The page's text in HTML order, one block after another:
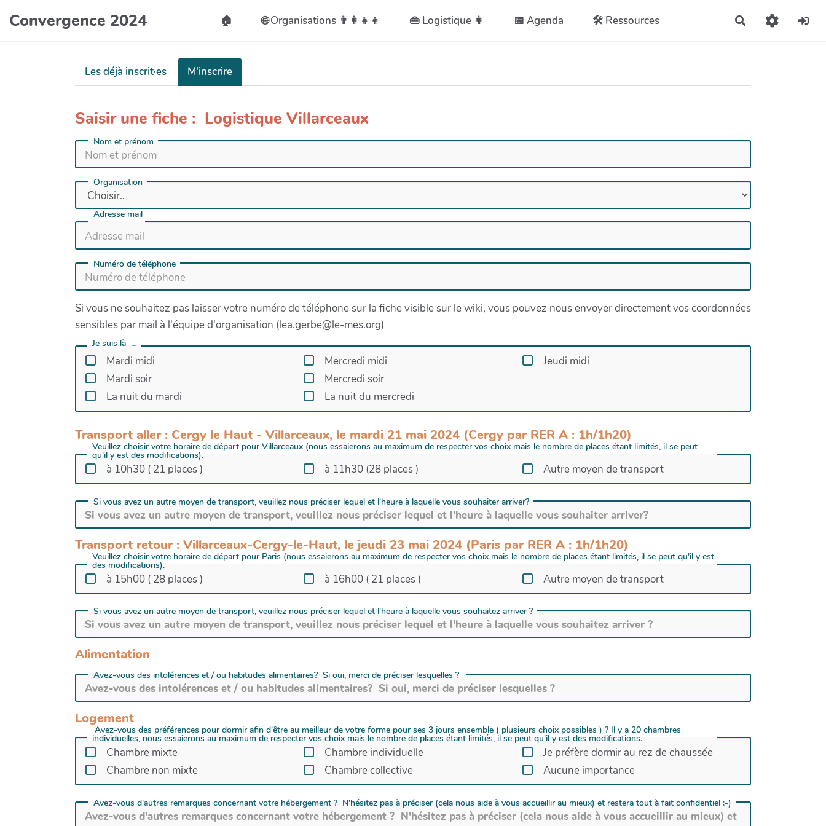
Convergence 2024 🏠️ 🌐 Organisations 👨👩👧👦 👜 Logistique 👩 📅 Agenda 🛠️ Ressources Rechercher
Les déjà inscrit·es M'inscrire
Saisir une fiche : Logistique Villarceaux
Nom et prénom
Organisation
Adresse mail
Numéro de téléphone
Si vous ne souhaitez pas laisser votre numéro de téléphone sur la fiche visible sur le wiki, vous pouvez nous envoyer directement vos coordonnées
sensibles par mail à l'équipe d'organisation (lea.gerbe@le-mes.org)
Je suis là …
Mardi midi
Mardi soir
La nuit du mardi
Mercredi midi
Mercredi soir
La nuit du mercredi
Jeudi midi
Transport aller : Cergy le Haut - Villarceaux, le mardi 21 mai 2024 (Cergy par RER A : 1h/1h20)
Veuillez choisir votre horaire de départ pour Villarceaux (nous essaierons au maximum de respecter vos choix mais le nombre de places étant limités, il se peut
qu'il y est des modifications).
à 10h30 ( 21 places ) à 11h30 (28 places ) Autre moyen de transport
Si vous avez un autre moyen de transport, veuillez nous préciser lequel et l'heure à laquelle vous souhaiter arriver?
Transport retour : Villarceaux-Cergy-le-Haut, le jeudi 23 mai 2024 (Paris par RER A : 1h/1h20)
Veuillez choisir votre horaire de départ pour Paris (nous essaierons au maximum de respecter vos choix mais le nombre de places étant limités, il se peut qu'il y est
des modifications).
à 15h00 ( 28 places ) à 16h00 ( 21 places ) Autre moyen de transport
Si vous avez un autre moyen de transport, veuillez nous préciser lequel et l'heure à laquelle vous souhaitez arriver ?
Alimentation
Avez-vous des intolérences et / ou habitudes alimentaires? Si oui, merci de préciser lesquelles ?
Logement
Avez-vous des préférences pour dormir afin d'être au meilleur de votre forme pour ses 3 jours ensemble ( plusieurs choix possibles ) ? Il y a 20 chambres
individuelles, nous essaierons au maximum de respecter vos choix mais le nombre de places étant limités, il se peut qu'il y est des modifications.
Chambre mixte
Chambre non mixte
Chambre individuelle
Chambre collective
Je préfère dormir au rez de chaussée
Aucune importance
Avez-vous d'autres remarques concernant votre hébergement ? N'hésitez pas à préciser (cela nous aide à vous accueillir au mieux) et restera tout à fait confidentiel ;-)